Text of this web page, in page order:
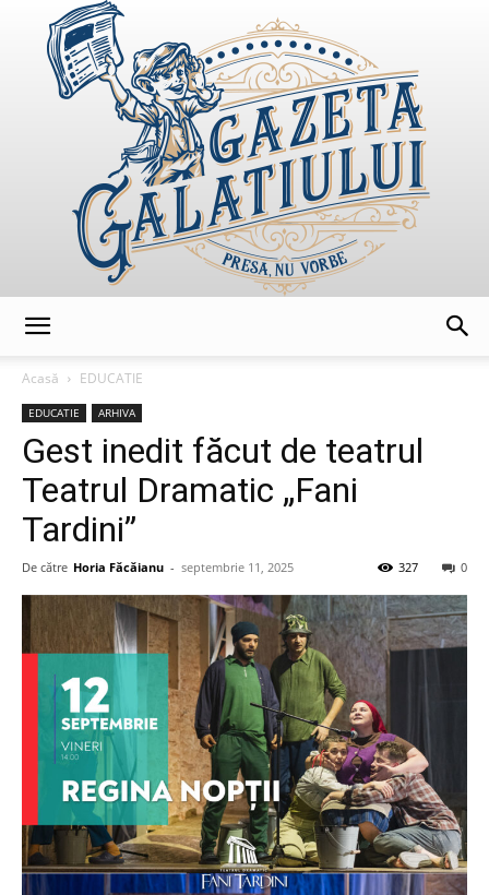
Acasă
EDUCATIE
EDUCATIE ARHIVA
Gest inedit făcut de teatrul
Teatrul Dramatic „Fani
Tardini”
De către Horia Făcăianu - septembrie 11, 2025 0
327